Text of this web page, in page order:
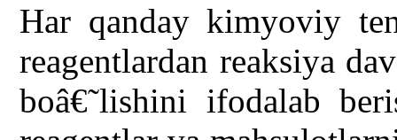
Har qanday kimyoviy
reagentlardan reaksiya
boâ€˜lishini ifodalab